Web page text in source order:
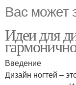
Вас может
Идеи для
Введение
Дизайн ногтей –